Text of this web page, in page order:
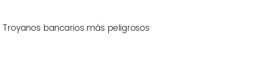
Troyanos bancarios más peligrosos